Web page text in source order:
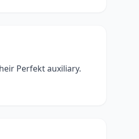
Perfekt auxiliary.